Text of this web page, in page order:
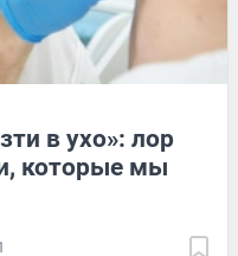
в ухо»: лор
которые мы